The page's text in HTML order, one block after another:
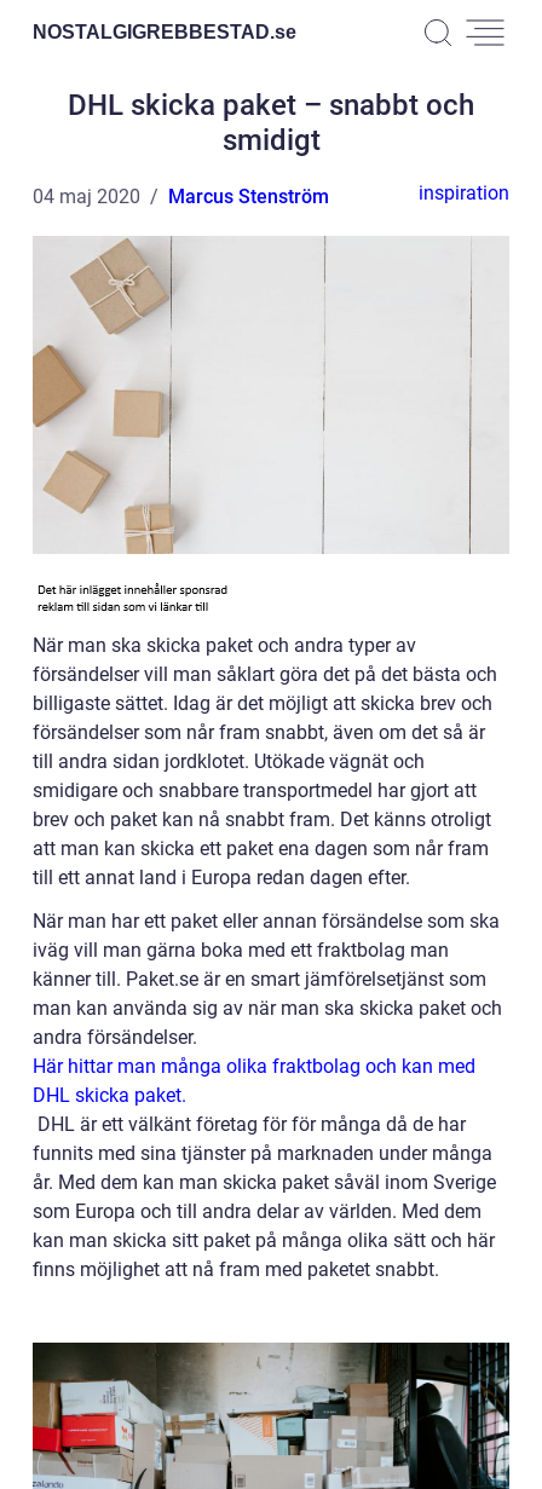
NOSTALGIGREBBESTAD.se
DHL skicka paket – snabbt och
smidigt
04 maj 2020 Marcus Stenström inspiration
När man ska skicka paket och andra typer av
försändelser vill man såklart göra det på det bästa och
billigaste sättet. Idag är det möjligt att skicka brev och
försändelser som når fram snabbt, även om det så är
till andra sidan jordklotet. Utökade vägnät och
smidigare och snabbare transportmedel har gjort att
brev och paket kan nå snabbt fram. Det känns otroligt
att man kan skicka ett paket ena dagen som når fram
till ett annat land i Europa redan dagen efter.
När man har ett paket eller annan försändelse som ska
iväg vill man gärna boka med ett fraktbolag man
känner till. Paket.se är en smart jämförelsetjänst som
man kan använda sig av när man ska skicka paket och
andra försändelser.
Här hittar man många olika fraktbolag och kan med
DHL skicka paket.
DHL är ett välkänt företag för för många då de har
funnits med sina tjänster på marknaden under många
år. Med dem kan man skicka paket såväl inom Sverige
som Europa och till andra delar av världen. Med dem
kan man skicka sitt paket på många olika sätt och här
finns möjlighet att nå fram med paketet snabbt.